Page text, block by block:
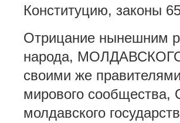
Конституцию, законы
Отрицание нынешним
народа, МОЛДАВСКОГО
своими же
мирового сообщества,
молдавского